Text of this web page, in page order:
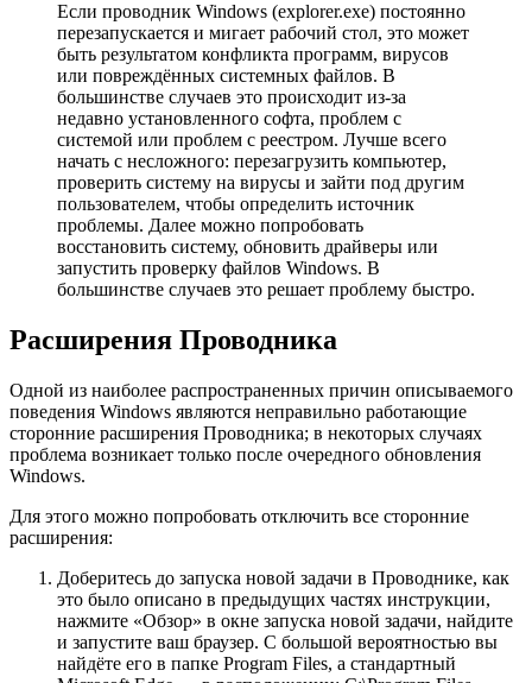
Если проводник Windows (explorer.exe) постоянно
перезапускается и мигает рабочий стол, это может
быть результатом конфликта программ, вирусов
или повреждённых системных файлов. В
большинстве случаев это происходит из-за
недавно установленного софта, проблем с
системой или проблем с реестром. Лучше всего
начать с несложного: перезагрузить компьютер,
проверить систему на вирусы и зайти под другим
пользователем, чтобы определить источник
проблемы. Далее можно попробовать
восстановить систему, обновить драйверы или
запустить проверку файлов Windows. В
большинстве случаев это решает проблему быстро.
Расширения Проводника
Одной из наиболее распространенных причин описываемого
поведения Windows являются неправильно работающие
сторонние расширения Проводника; в некоторых случаях
проблема возникает только после очередного обновления
Windows.
Для этого можно попробовать отключить все сторонние
расширения:
Доберитесь до запуска новой задачи в Проводнике, как
это было описано в предыдущих частях инструкции,
нажмите «Обзор» в окне запуска новой задачи, найдите
и запустите ваш браузер. С большой вероятностью вы
найдёте его в папке Program Files, а стандартный